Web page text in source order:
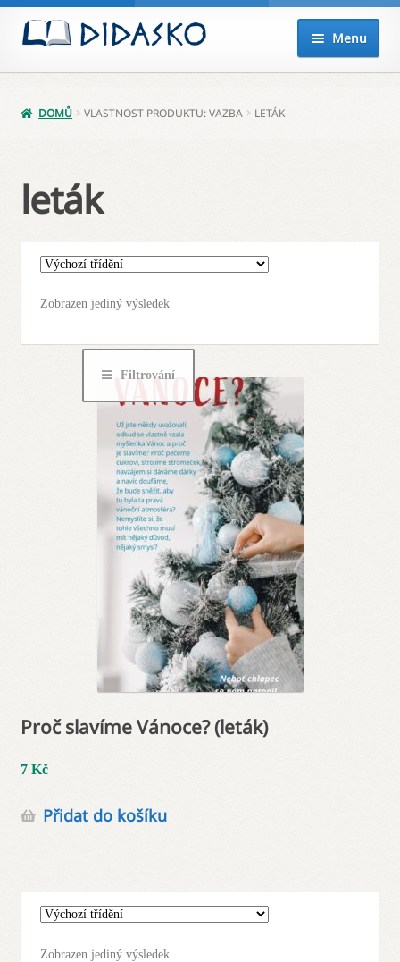
Přeskočit
navigaci
Přejít
obsahu
Menu
Expand
Balíčky
Odebírej novinky!
DOMŮ VLASTNOST PRODUKTU: VAZBA LETÁK
leták
Zobrazen jediný výsledek
Proč slavíme Vánoce? (leták)
7 Kč
Přidat do košíku
Zobrazen jediný výsledek
Filtrování